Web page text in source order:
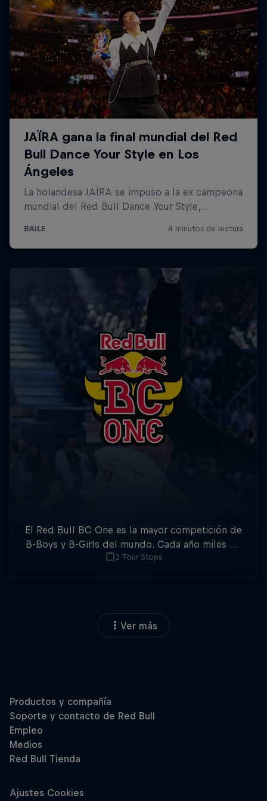
El Red Bull BC One es la mayor competición de
B-Boys y B-Girls del mundo. Cada año miles de
bailarines de todo el globo pelean por la
2 Tour Stops
Ver más